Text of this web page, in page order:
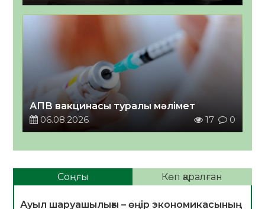
АПВ вакцинасы туралы мәлімет
06.08.2026
17 0
Соңғы Көп қаралған
Ауыл шаруашылығы – өңір экономикасының